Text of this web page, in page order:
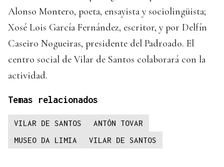
Alonso Montero, poeta, ensayista y sociolingüista;
Xosé Lois García Fernández, escritor, y por Delfín
Caseiro Nogueiras, presidente del Padroado. El
centro social de Vilar de Santos colaborará con la
actividad.
Temas relacionados
VILAR DE SANTOS
ANTÓN TOVAR
MUSEO DA LIMIA
VILAR DE SANTOS